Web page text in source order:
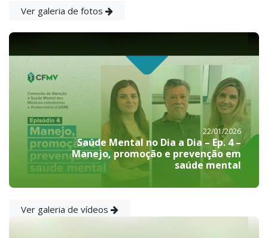
Ver galeria de fotos
22/01/2026
Saúde Mental no Dia a Dia – Ep. 4 –
Manejo, promoção e prevenção em
saúde mental
Ver galeria de vídeos